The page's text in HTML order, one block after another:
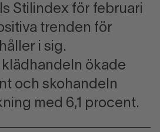
Stilindex för februari
trenden för
i sig.
klädhandeln ökade
och skohandeln
med 6,1 procent.